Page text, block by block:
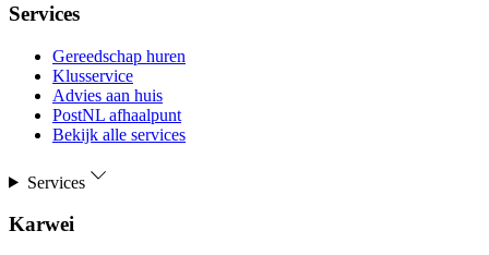
Services
Gereedschap huren
Klusservice
Advies aan huis
PostNL afhaalpunt
Bekijk alle services
Services
Karwei